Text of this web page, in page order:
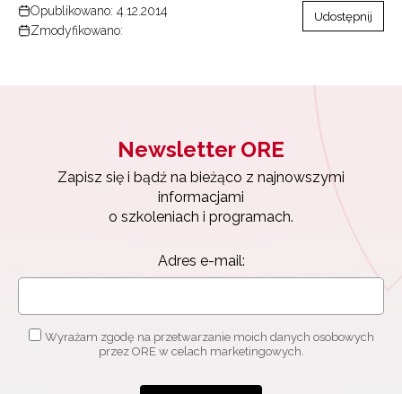
Opublikowano: 4.12.2014
Zmodyfikowano:
Udostępnij
Newsletter ORE
Zapisz się i bądź na bieżąco z najnowszymi
informacjami
o szkoleniach i programach.
Adres e-mail:
Wyrażam zgodę na przetwarzanie moich danych osobowych
przez ORE w celach marketingowych.
Newsletter ORE
o szkoleniach i programach.
osobowych przez ORE w celach marketingowych.